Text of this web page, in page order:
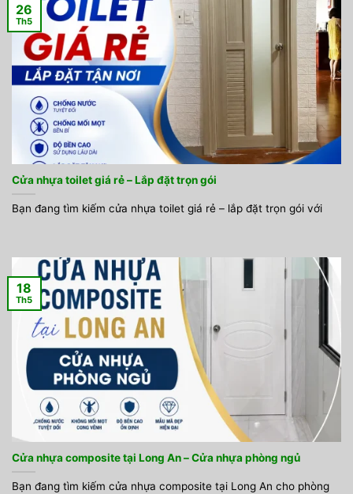
Cửa nhựa toilet giá rẻ – Lắp đặt trọn gói
Bạn đang tìm kiếm cửa nhựa toilet giá rẻ – lắp đặt trọn gói với
26
Th5
Cửa nhựa composite tại Long An – Cửa nhựa phòng ngủ
Bạn đang tìm kiếm cửa nhựa composite tại Long An cho phòng
18
Th5